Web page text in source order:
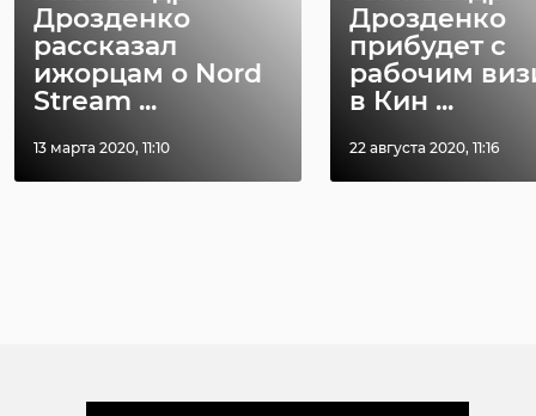
Дрозденко
рассказал
ижорцам о Nord
Stream ...
13 марта 2020, 11:10
Дрозденко
прибудет с
рабочим
в Кин ...
22 августа 2020, 11:16